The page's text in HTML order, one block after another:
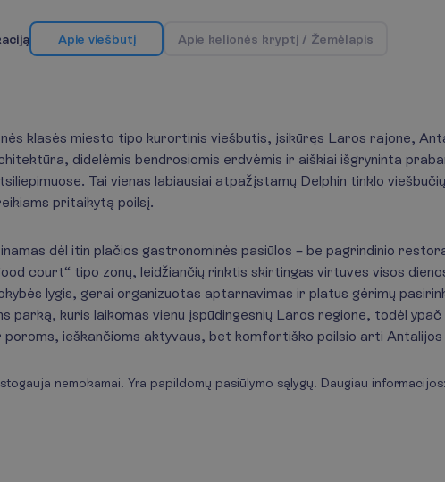
aciją Apie viešbutį Apie kelionės kryptį / Žemėlapis
klasės miesto tipo kurortinis viešbutis, įsikūręs Laros rajone,
didelėmis bendrosiomis erdvėmis ir aiškiai išgryninta
Tai vienas labiausiai atpažįstamų Delphin tinklo
pritaikytą poilsį.
dėl itin plačios gastronominės pasiūlos – be pagrindinio
court“ tipo zonų, leidžiančių rinktis skirtingas virtuves visos
lygis, gerai organizuotas aptarnavimas ir platus gėrimų
parką, kuris laikomas vienu įspūdingesnių Laros regione, todėl
poroms, ieškančioms aktyvaus, bet komfortiško poilsio arti
nemokamai. Yra papildomų pasiūlymo sąlygų. Daugiau informacijos: